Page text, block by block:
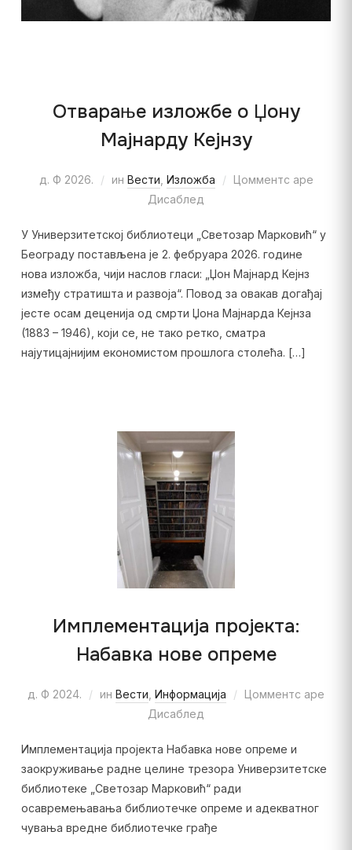
Отварање изложбе о Џону
Мајнарду Кејнзу
д. Ф 2026. ин Вести Изложба
Цомментс аре
Дисаблед
У Универзитетској библиотеци „Светозар Марковић“ у
Београду постављена је 2. фебруара 2026. године
нова изложба, чији наслов гласи: „Џон Мајнард Кејнз
између стратишта и развоја“. Повод за овакав догађај
јесте осам деценија од смрти Џона Мајнарда Кејнза
(1883 – 1946), који се, не тако ретко, сматра
најутицајнијим економистом прошлога столећа. […]
Имплементација пројекта:
Набавка нове опреме
д. Ф 2024. ин Вести Информација
Цомментс аре
Дисаблед
Имплементација пројекта Набавка нове опреме и
заокруживање радне целине трезора Универзитетске
библиотеке „Светозар Марковић“ ради
осавремењавања библиотечке опреме и адекватног
чувања вредне библиотечке грађе